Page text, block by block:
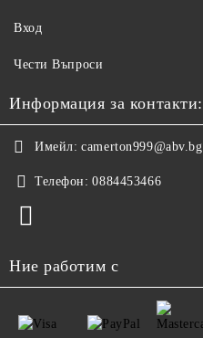
Вход
Чести Въпроси
Информация за контакти:
Имейл: camerton999@abv.bg
Телефон: 0884453466
Ние работим с